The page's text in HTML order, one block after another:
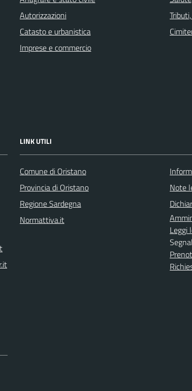
Autorizzazioni
Catasto e urbanistica
Imprese e commercio
LINK UTILI
Comune di Oristano
Provincia di Oristano
Regione Sardegna
Normattiva.it
Note
Leggi